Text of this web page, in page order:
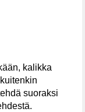
kalikka
suoraksi